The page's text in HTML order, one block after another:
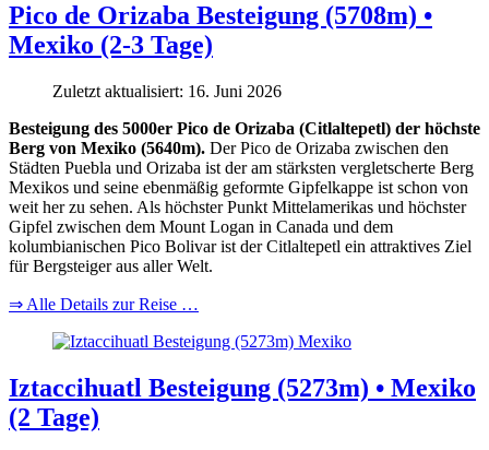
Pico de Orizaba Besteigung (5708m) •
Mexiko (2-3 Tage)
Zuletzt aktualisiert: 16. Juni 2026
Besteigung des 5000er Pico de Orizaba (Citlaltepetl) der höchste
Berg von Mexiko (5640m). Der Pico de Orizaba zwischen den
Städten Puebla und Orizaba ist der am stärksten vergletscherte Berg
Mexikos und seine ebenmäßig geformte Gipfelkappe ist schon von
weit her zu sehen. Als höchster Punkt Mittelamerikas und höchster
Gipfel zwischen dem Mount Logan in Canada und dem
kolumbianischen Pico Bolivar ist der Citlaltepetl ein attraktives Ziel
für Bergsteiger aus aller Welt.
⇒ Alle Details zur Reise …
Iztaccihuatl Besteigung (5273m) • Mexiko
(2 Tage)